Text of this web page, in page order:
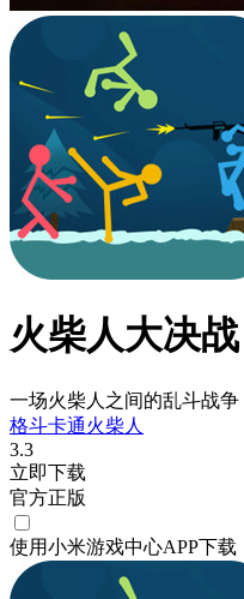
火柴人大决战
一场火柴人之间的乱斗战争
格斗卡通火柴人
3.3
立即下载
官方正版
使用小米游戏中心APP下载